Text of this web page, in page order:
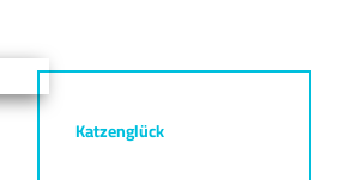
Katzenglück